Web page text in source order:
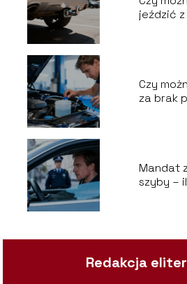
jeździć
Czy
za brak
Mandat
szyby –
Redakcja